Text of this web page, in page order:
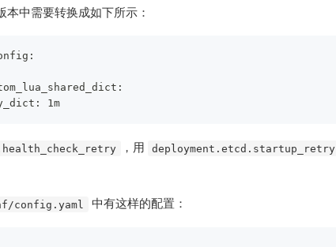
本中需要转换成如下所示：
，用 deployment.etcd.startup_retry
config.yaml 中有这样的配置：